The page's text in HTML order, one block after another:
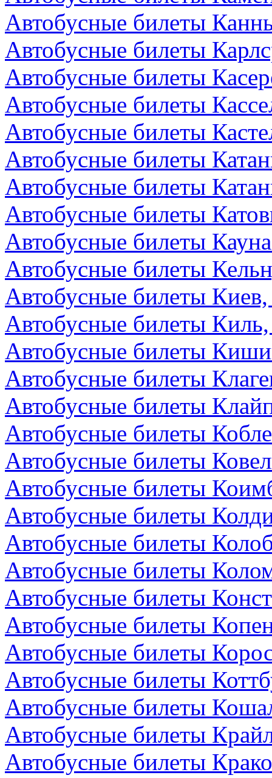
Автобусные билеты
Автобусные билеты
Автобусные билеты
Автобусные билеты
Автобусные билеты
Автобусные билеты
Автобусные билеты
Автобусные билеты
Автобусные билеты
Автобусные билеты
Автобусные билеты
Автобусные билеты
Автобусные билеты
Автобусные билеты
Автобусные билеты
Автобусные билеты
Автобусные билеты
Автобусные билеты
Автобусные билеты
Автобусные билеты
Автобусные билеты
Автобусные билеты
Автобусные билеты
Автобусные билеты
Автобусные билеты
Автобусные билеты
Автобусные билеты
Автобусные билеты